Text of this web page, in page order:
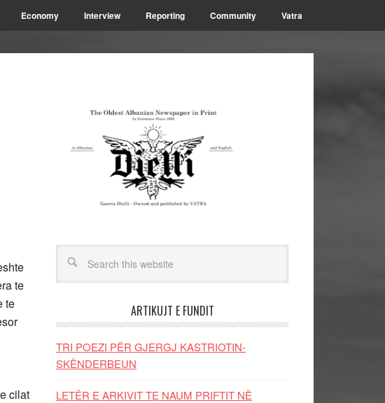
Economy Interview Reporting Community Vatra
te
te
cilat
ARTIKUJT E FUNDIT
TRI POEZI PËR GJERGJ KASTRIOTIN-
SKËNDERBEUN
LETËR E ARKIVIT TE NAUM PRIFTIT NË